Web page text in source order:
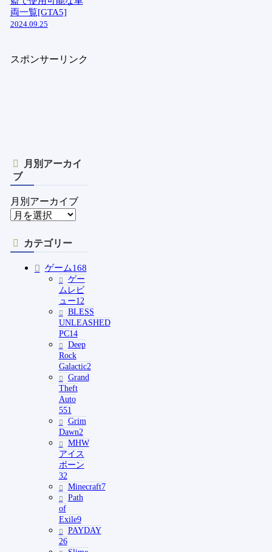
両一覧[GTA5]
2024.09.25
スポンサーリンク
月別アーカイ
ブ
月別アーカイブ
カテゴリー
ゲーム168
ゲー
ムレビ
ュー12
BLESS
UNLEASHED
PC14
Deep
Rock
Galactic2
Grand
Theft
Auto
551
Grim
Dawn2
MHW
アイス
ボーン
32
Minecraft7
Path
of
Exile9
PAYDAY
26